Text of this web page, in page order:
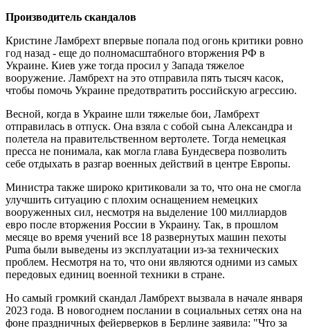
Производитель скандалов
Кристине Ламбрехт впервые попала под огонь критики ровно
год назад - еще до полномасштабного вторжения РФ в
Украине. Киев уже тогда просил у Запада тяжелое
вооружение. Ламбрехт на это отправила пять тысяч касок,
чтобы помочь Украине предотвратить российскую агрессию.
Весной, когда в Украине шли тяжелые бои, Ламбрехт
отправилась в отпуск. Она взяла с собой сына Александра и
полетела на правительственном вертолете. Тогда немецкая
пресса не понимала, как могла глава Бундесвера позволить
себе отдыхать в разгар военных действий в центре Европы.
Министра также широко критиковали за то, что она не смогла
улучшить ситуацию с плохим оснащением немецких
вооруженных сил, несмотря на выделение 100 миллиардов
евро после вторжения России в Украину. Так, в прошлом
месяце во время учений все 18 развернутых машин пехоты
Puma были выведены из эксплуатации из-за технических
проблем. Несмотря на то, что они являются одними из самых
передовых единиц военной техники в стране.
Но самый громкий скандал Ламбрехт вызвала в начале января
2023 года. В новогоднем послании в социальных сетях она на
фоне праздничных фейерверков в Берлине заявила: "Что за